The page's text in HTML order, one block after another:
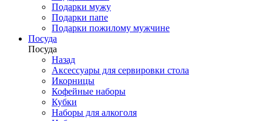
Подарки мужу
Подарки папе
Подарки пожилому мужчине
Посуда
Посуда
Назад
Аксессуары для сервировки стола
Икорницы
Кофейные наборы
Кубки
Наборы для алкоголя